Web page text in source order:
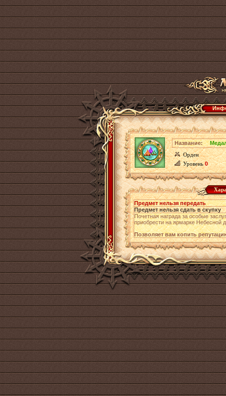
Название:
Орден
Уровень0
Предмет нельзя передать
Предмет нельзя сдать в скупку
Почетная награда за особые
приобрести на ярмарке Небесной
Позволяет вам копить